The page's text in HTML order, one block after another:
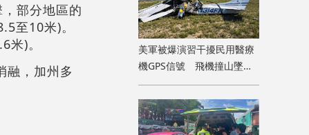
部分地區的
至10米)。
)。
融，加州多
美軍被爆演習干擾民用醫療
機GPS信號 飛機撞山墜毀
致4死